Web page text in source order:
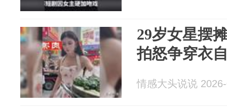
29岁女星摆
拍怒争穿衣
情感大头说说